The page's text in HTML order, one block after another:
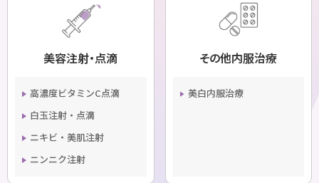
美容注射・点滴
高濃度ビタミンC点滴
白玉注射・点滴
ニキビ・美肌注射
ニンニク注射
その他内服治療
美白内服治療